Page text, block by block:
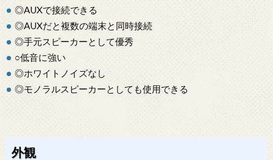
◎AUXで接続できる
◎AUXだと複数の端末と同時接続
◎手元スピーカーとして優秀
○低音に強い
◎ホワイトノイズなし
◎モノラルスピーカーとしても使用できる
外観